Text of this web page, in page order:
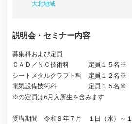
大北地域
説明会・セミナー内容
募集科および定員
ＣＡＤ／ＮＣ技術科 定員１５名※
シートメタルクラフト科 定員１２名※
電気設備技術科 定員１５名※
※の定員は6月入所生を含みます
受講期間 令和８年７月 １日（水）～１